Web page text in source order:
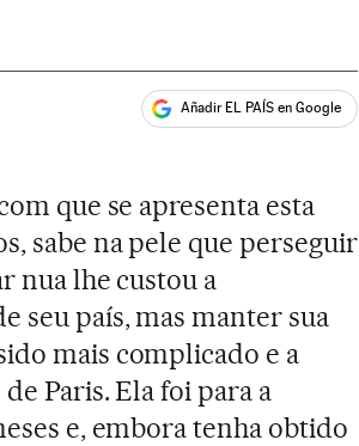
Añadir EL PAÍS en Google
que se apresenta esta
sabe na pele que perseguir
nua lhe custou a
seu país, mas manter sua
mais complicado e a
Paris. Ela foi para a
e, embora tenha obtido